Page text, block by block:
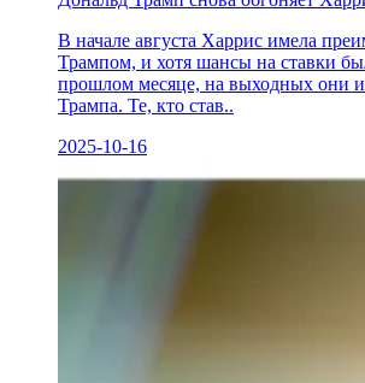
В начале августа Харрис имела
Трампом, и хотя шансы на ставки
прошлом месяце, на выходных они
Трампа. Те, кто став..
2025-10-16